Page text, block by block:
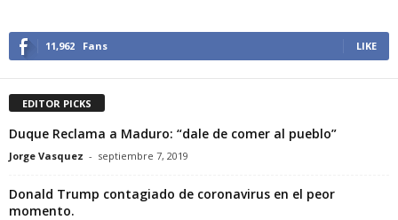
11,962 Fans LIKE
EDITOR PICKS
Duque Reclama a Maduro: “dale de comer al pueblo”
Jorge Vasquez - septiembre 7, 2019
Donald Trump contagiado de coronavirus en el peor
momento.